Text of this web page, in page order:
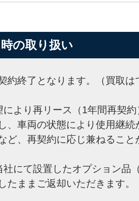
の取り扱い
約終了となります。（買取は
より再リース（1年間再契
、車両の状態により使用継続
ど、再契約に応じ兼ねること
にて設置したオプション品
たままご返却いただきます。